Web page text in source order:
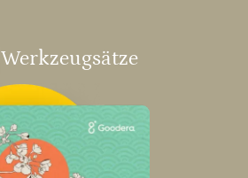
Werkzeugsätze